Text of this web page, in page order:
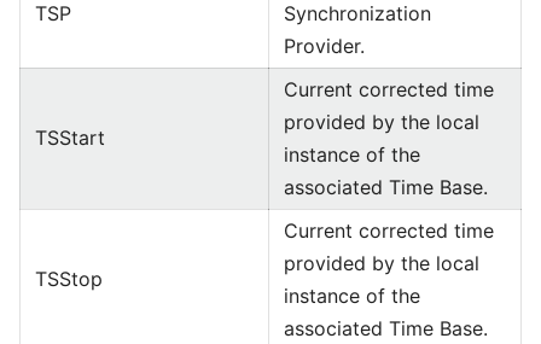
TSP
Synchronization
Provider.
TSStart
Current corrected time
provided by the local
instance of the
associated Time Base.
TSStop
Current corrected time
provided by the local
instance of the
associated Time Base.